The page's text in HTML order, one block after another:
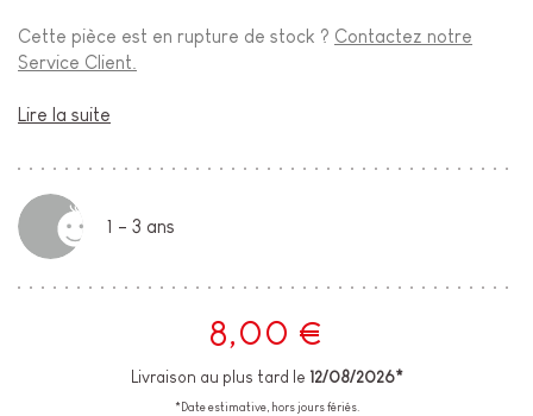
Cette pièce est en rupture de stock ? Contactez notre
Service Client.
Lire la suite
1 - 3 ans
8,00 €
Livraison au plus tard le 12/08/2026*
*Date estimative, hors jours fériés.